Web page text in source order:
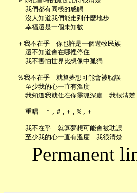
     我們都有同樣的感觸
     沒人知道我們能走到什麼地步
     幸福還是一個未知數
   ＋我不在乎　你也許是一個遊牧民族
     還不知道會在哪裡停住
     我不害怕世界比想像中孤獨
   ％我不在乎　就算夢想可能會被耽誤
     至少我的心一直有溫度
     我知道我就住在你靈魂深處　我很清楚
     重唱　＊,＃,＋,％,＋
     我不在乎　就算夢想可能會被耽誤
Permanent